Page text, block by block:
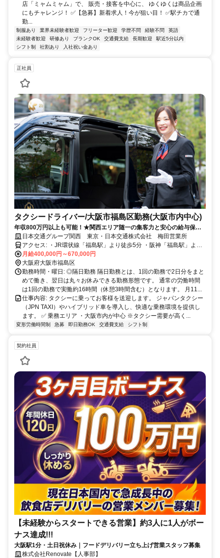
店「ミャムミャム」で、 販売・接客を中心に、 ゆくゆくは商品企画
にもチャレンジ！ ✅【急募】新着求人！今が狙い目！ ✅駅チカで通
勤...
制服あり 業界未経験者歓迎 フリーター歓迎 学歴不問 経験不問
英語
未経験者歓迎
研修あり ブランクOK 交通費支給 長期歓迎
駅近5分以内
シフト制
社割あり 入社祝い金あり
正社員
タクシードライバー/大阪市福島区勤務(大阪市内中心)
年収800万円以上も可能！★関西エリア随一の集客力と安心の給与保証
で未経験から稼げる！
日本交通グループ関西 東京・日本交通株式会社 梅田営業所
アクセス: ・JR環状線「福島駅」より徒歩5分 ・阪神「福島駅」より
徒歩6分 ✅ マイカー（車・バイク）通勤：可
月給400,000円～670,000円
大阪府大阪市福島区
勤務時間・曜日: ◎隔日勤務 隔日勤務とは、1回の勤務で2日分をまと
めて働き、翌日は丸々お休みできる勤務形態です。 通常の労働時間
は1回の勤務で実働約16時間（休憩3時間含む）となります。 月11...
仕事内容: タクシーに乗ってお客様を送迎します。 ジャパンタクシー
（JPN TAXI）やハイブリッド車を導入し、快適な乗務環境を提供し
ます。 ✅ 乗務エリア ・大阪市内が中心 ※タクシー需要が高く...
変形労働時間制 急募 即日勤務OK 交通費支給 シフト制
契約社員
【未経験からスタートできる営業】約3人に1人がボー
ナス達成!!!
大阪駅1分・土日祝休み｜フードデリバリー立ち上げ営業スタッフ募集
株式会社Renovate【人事部】